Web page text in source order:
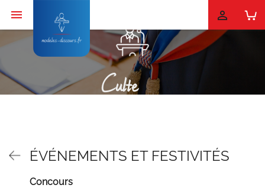
 
Culte
ÉVÉNEMENTS ET FESTIVITÉS
Concours